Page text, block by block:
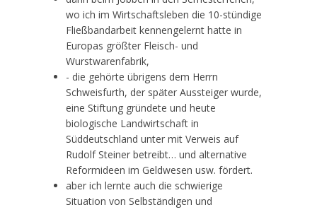
wo ich im Wirtschaftsleben die 10-stündige
Fließbandarbeit kennengelernt hatte in
Europas größter Fleisch- und
Wurstwarenfabrik,
- die gehörte übrigens dem Herrn
Schweisfurth, der später Aussteiger wurde,
eine Stiftung gründete und heute
biologische Landwirtschaft in
Süddeutschland unter mit Verweis auf
Rudolf Steiner betreibt… und alternative
Reformideen im Geldwesen usw. fördert.
aber ich lernte auch die schwierige
Situation von Selbständigen und